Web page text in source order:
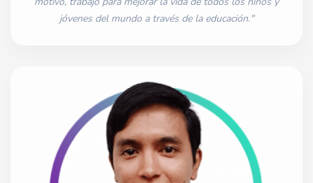
jóvenes del mundo a través de la educación."